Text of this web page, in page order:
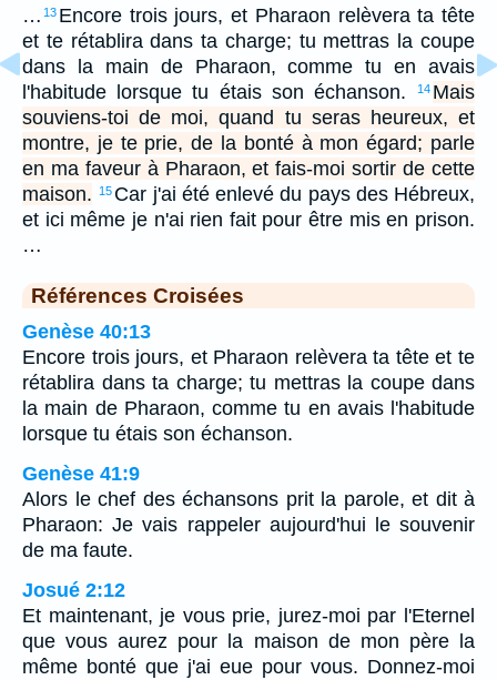
… 13 Encore trois jours, et Pharaon relèvera ta tête
et te rétablira dans ta charge; tu mettras la coupe
dans la main de Pharaon, comme tu en avais
l'habitude lorsque tu étais son échanson.
14 Mais
souviens-toi de moi, quand tu seras heureux, et
montre, je te prie, de la bonté à mon égard; parle
en ma faveur à Pharaon, et fais-moi sortir de cette
maison.
15 Car j'ai été enlevé du pays des Hébreux,
et ici même je n'ai rien fait pour être mis en prison.
…
Références Croisées
Genèse 40:13
Encore trois jours, et Pharaon relèvera ta tête et te
rétablira dans ta charge; tu mettras la coupe dans
la main de Pharaon, comme tu en avais l'habitude
lorsque tu étais son échanson.
Genèse 41:9
Alors le chef des échansons prit la parole, et dit à
Pharaon: Je vais rappeler aujourd'hui le souvenir
de ma faute.
Josué 2:12
Et maintenant, je vous prie, jurez-moi par l'Eternel
que vous aurez pour la maison de mon père la
même bonté que j'ai eue pour vous. Donnez-moi